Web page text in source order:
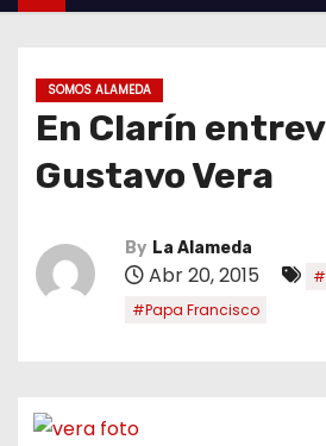
SOMOS ALAMEDA
En Clarín
Gustavo Vera
By La Alameda
Abr 20, 2015
#Papa Francisco